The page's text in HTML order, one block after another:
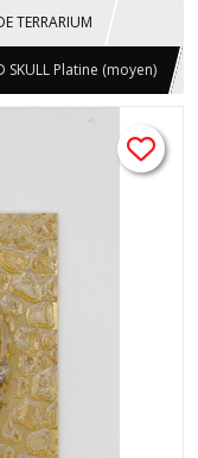
TERRARIUM
SKULL Platine (moyen)